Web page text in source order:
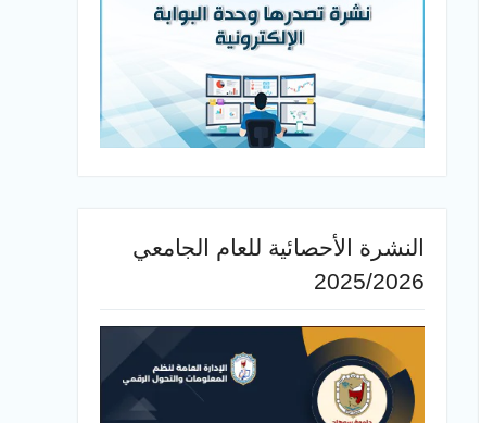
النشرة الأحصائية للعام الجامعي
2025/2026